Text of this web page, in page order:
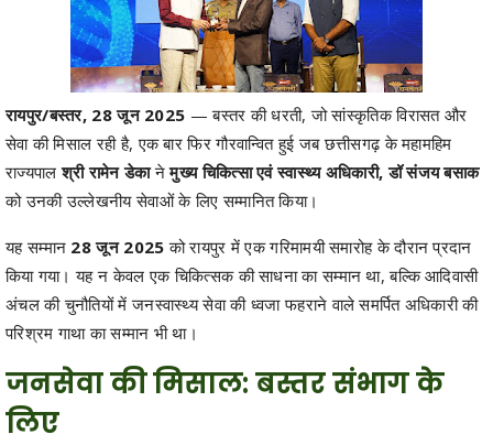
रायपुर/बस्तर, 28 जून 2025 — बस्तर की धरती, जो सांस्कृतिक विरासत और
सेवा की मिसाल रही है, एक बार फिर गौरवान्वित हुई जब छत्तीसगढ़ के महामहिम
राज्यपालश्री रामेन डेकानेमुख्य चिकित्सा एवं स्वास्थ्य अधिकारी, डॉ संजय बसाक
को उनकी उल्लेखनीय सेवाओं के लिए सम्मानित किया।
यह सम्मान 28 जून 2025को रायपुर में एक गरिमामयी समारोह के दौरान प्रदान
किया गया। यह न केवल एक चिकित्सक की साधना का सम्मान था, बल्कि आदिवासी
अंचल की चुनौतियों में जनस्वास्थ्य सेवा की ध्वजा फहराने वाले समर्पित अधिकारी की
परिश्रम गाथा का सम्मान भी था।
जनसेवा की मिसाल: बस्तर संभाग के
लिए